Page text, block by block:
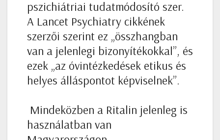
pszichiátriai tudatmódosító szer.
A Lancet Psychiatry cikkének
szerzői szerint ez „összhangban
van a jelenlegi bizonyítékokkal”, és
ezek „az óvintézkedések etikus és
helyes álláspontot képviselnek”.
Mindeközben a Ritalin jelenleg is
használatban van